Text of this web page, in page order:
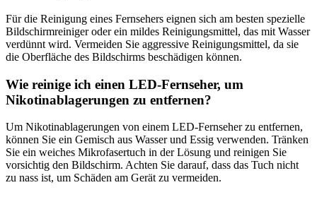
Für die Reinigung eines Fernsehers eignen sich am besten spezielle
Bildschirmreiniger oder ein mildes Reinigungsmittel, das mit Wasser
verdünnt wird. Vermeiden Sie aggressive Reinigungsmittel, da sie
die Oberfläche des Bildschirms beschädigen können.
Wie reinige ich einen LED-Fernseher, um
Nikotinablagerungen zu entfernen?
Um Nikotinablagerungen von einem LED-Fernseher zu entfernen,
können Sie ein Gemisch aus Wasser und Essig verwenden. Tränken
Sie ein weiches Mikrofasertuch in der Lösung und reinigen Sie
vorsichtig den Bildschirm. Achten Sie darauf, dass das Tuch nicht
zu nass ist, um Schäden am Gerät zu vermeiden.